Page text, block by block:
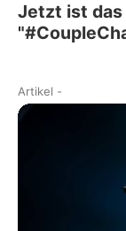
Jetzt ist
Artikel -